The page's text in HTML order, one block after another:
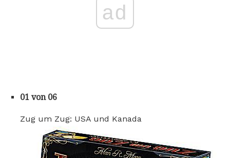
ad
01 von 06
Zug um Zug: USA und Kanada